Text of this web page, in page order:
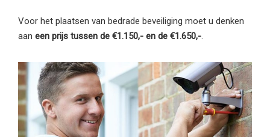
Voor het plaatsen van bedrade beveiliging moet u denken
aan een prijs tussen de €1.150,- en de €1.650,-.